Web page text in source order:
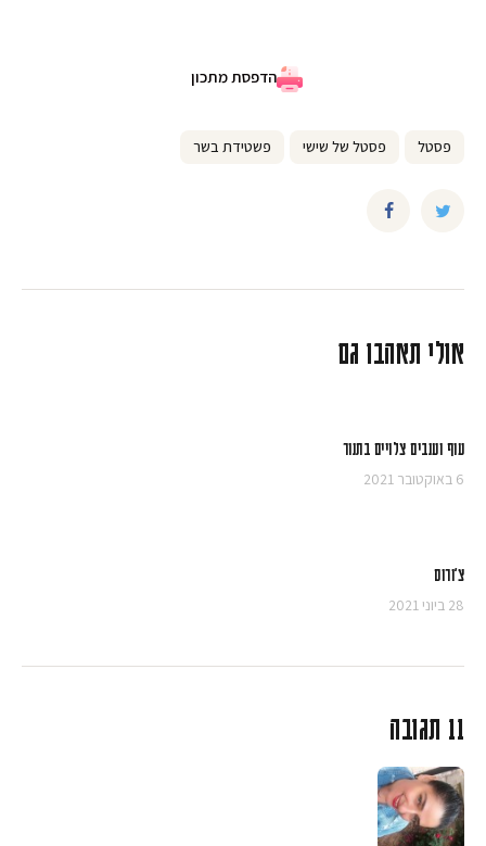
הדפסת מתכון
פסטל פסטל של שישי פשטידת בשר
אולי תאהבו גם
עוף וענבים צלויים בתנור
6 באוקטובר 2021
צ'ורוס
28 ביוני 2021
11 תגובה